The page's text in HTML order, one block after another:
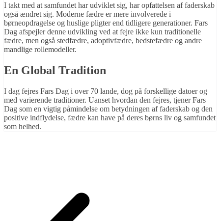
I takt med at samfundet har udviklet sig, har opfattelsen af faderskab
også ændret sig. Moderne fædre er mere involverede i
børneopdragelse og huslige pligter end tidligere generationer. Fars
Dag afspejler denne udvikling ved at fejre ikke kun traditionelle
fædre, men også stedfædre, adoptivfædre, bedstefædre og andre
mandlige rollemodeller.
En Global Tradition
I dag fejres Fars Dag i over 70 lande, dog på forskellige datoer og
med varierende traditioner. Uanset hvordan den fejres, tjener Fars
Dag som en vigtig påmindelse om betydningen af faderskab og den
positive indflydelse, fædre kan have på deres børns liv og samfundet
som helhed.